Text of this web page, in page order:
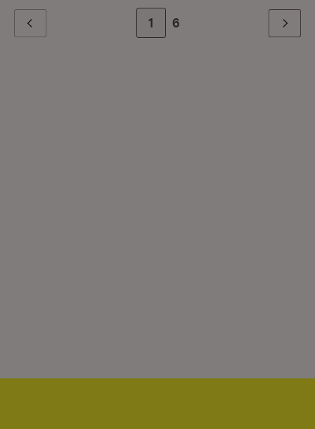
Zur Seite
1 Zur letzten Seite
6 Weiter